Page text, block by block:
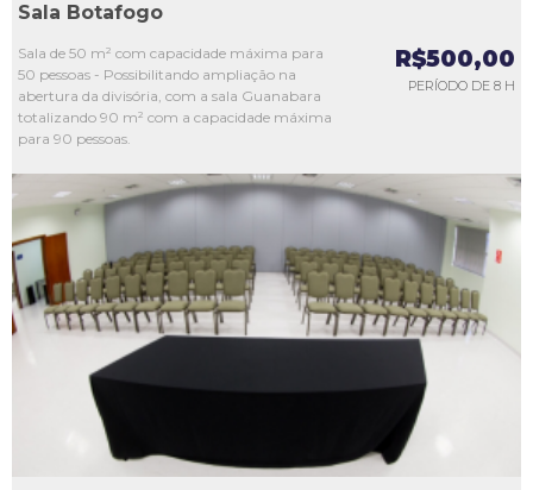
Sala Botafogo
Sala de 50 m² com capacidade máxima para
50 pessoas - Possibilitando ampliação na
abertura da divisória, com a sala Guanabara
totalizando 90 m² com a capacidade máxima
para 90 pessoas.
R$500,00
PERÍODO DE 8 H
L2
L3
L4